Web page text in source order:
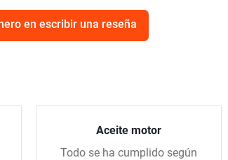
en escribir una reseña
Aceite motor
Todo se ha cumplido según